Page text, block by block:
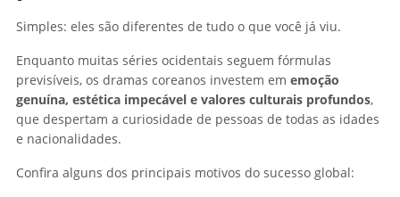
Simples: eles são diferentes de tudo o que você já viu.
Enquanto muitas séries ocidentais seguem fórmulas
previsíveis, os dramas coreanos investem em emoção
genuína, estética impecável e valores culturais profundos,
que despertam a curiosidade de pessoas de todas as idades
e nacionalidades.
Confira alguns dos principais motivos do sucesso global: